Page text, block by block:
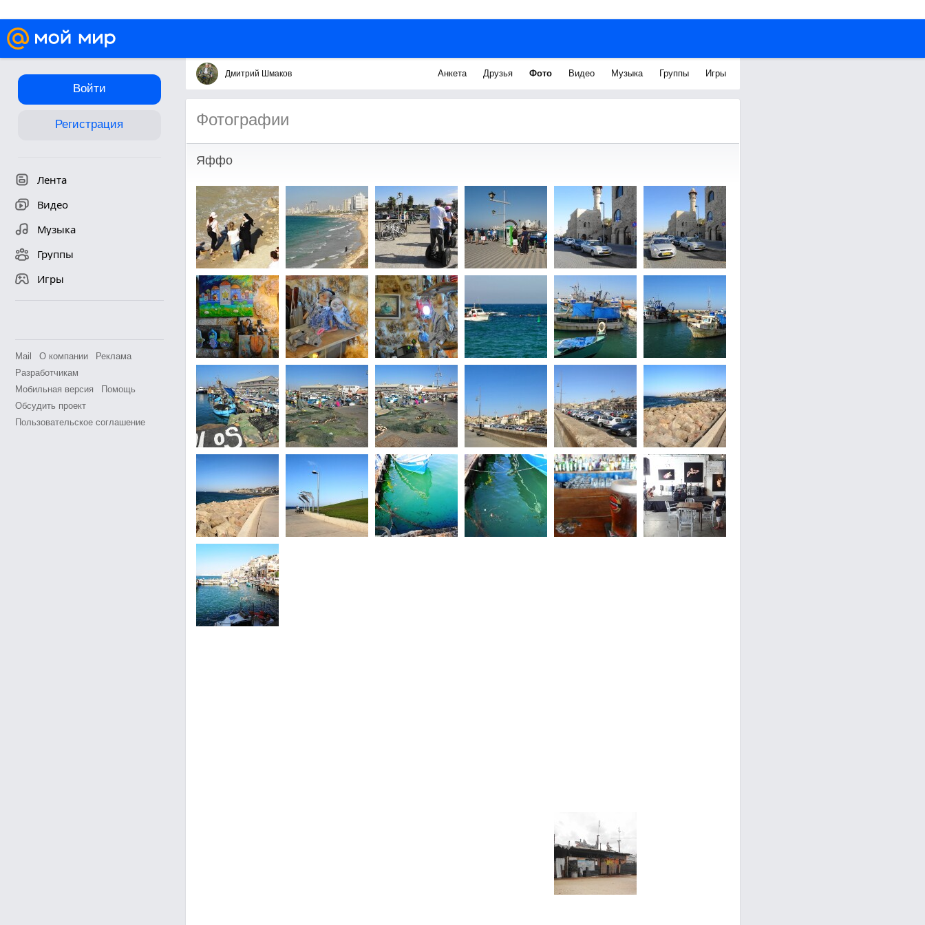
Войти
Регистрация
Лента
Видео
Музыка
Группы
Игры
Mail О компании
Реклама
Разработчикам
Мобильная версия
Помощь
Обсудить проект
Пользовательское соглашение
Дмитрий Шмаков Анкета Друзья Фото Видео Музыка Группы Игры
Фотографии
Яффо